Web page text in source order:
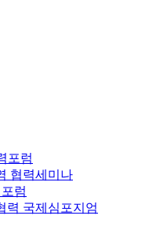
포럼
협력세미나
럼
력 국제심포지엄